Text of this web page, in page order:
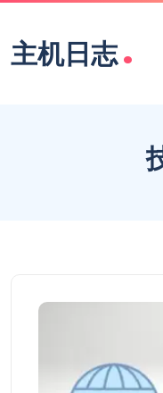
主机日志.